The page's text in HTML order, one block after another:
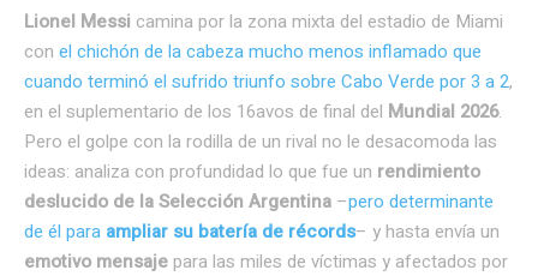
Lionel Messi camina por la zona mixta del estadio de Miami
con el chichón de la cabeza mucho menos inflamado que
cuando terminó el sufrido triunfo sobre Cabo Verde por 3 a 2,
en el suplementario de los 16avos de final del Mundial 2026.
Pero el golpe con la rodilla de un rival no le desacomoda las
ideas: analiza con profundidad lo que fue un rendimiento
deslucido de la Selección Argentina –pero determinante
de él para ampliar su batería de récords– y hasta envía un
emotivo mensaje para las miles de víctimas y afectados por